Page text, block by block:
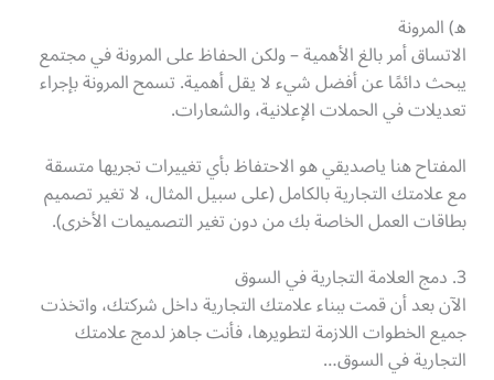
ه) المرونة
الاتساق أمر بالغ الأهمية – ولكن الحفاظ على المرونة في مجتمع
يبحث دائمًا عن أفضل شيء لا يقل أهمية. تسمح المرونة بإجراء
تعديلات في الحملات الإعلانية، والشعارات.
المفتاح هنا ياصديقي هو الاحتفاظ بأي تغييرات تجريها متسقة
مع علامتك التجارية بالكامل (على سبيل المثال، لا تغير تصميم
بطاقات العمل الخاصة بك من دون تغير التصميمات الأخرى).
3. دمج العلامة التجارية في السوق
الآن بعد أن قمت ببناء علامتك التجارية داخل شركتك، واتخذت
جميع الخطوات اللازمة لتطويرها، فأنت جاهز لدمج علامتك
التجارية في السوق…